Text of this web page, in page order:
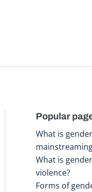
Popular
What is gender
What is
violence?
Forms of